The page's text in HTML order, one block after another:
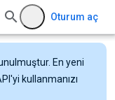
Oturum aç
En yeni
kullanmanızı